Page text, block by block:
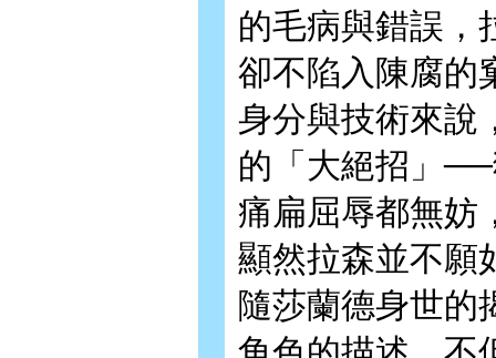
的毛病與錯誤，
卻不陷入陳腐的
身分與技術來說
的「大絕招」
痛扁屈辱都無妨
顯然拉森並不願
隨莎蘭德身世的